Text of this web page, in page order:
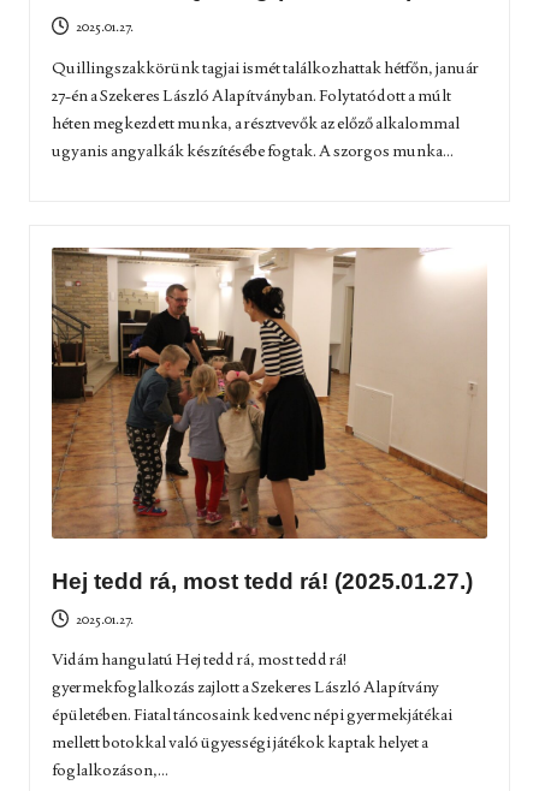
2025.01.27.
Quillingszakkörünk tagjai ismét találkozhattak hétfőn, január
27-én a Szekeres László Alapítványban. Folytatódott a múlt
héten megkezdett munka, a résztvevők az előző alkalommal
ugyanis angyalkák készítésébe fogtak. A szorgos munka...
Hej tedd rá, most tedd rá! (2025.01.27.)
2025.01.27.
Vidám hangulatú Hej tedd rá, most tedd rá!
gyermekfoglalkozás zajlott a Szekeres László Alapítvány
épületében. Fiatal táncosaink kedvenc népi gyermekjátékai
mellett botokkal való ügyességi játékok kaptak helyet a
foglalkozáson,...